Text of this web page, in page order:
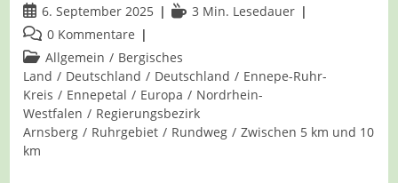
Beitrag
veröffentlicht:
6. September 2025 Lesedauer:
3 Min. Lesedauer
Beitrags-
Kommentare:
0 Kommentare
Beitrags-
Kategorie:
Allgemein / Bergisches
Land / Deutschland / Deutschland / Ennepe-Ruhr-
Kreis / Ennepetal / Europa / Nordrhein-
Westfalen / Regierungsbezirk
Arnsberg / Ruhrgebiet / Rundweg / Zwischen 5 km und 10
km